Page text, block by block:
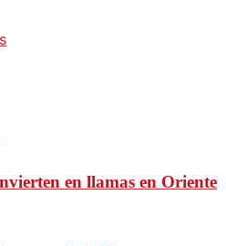
en llamas en Oriente